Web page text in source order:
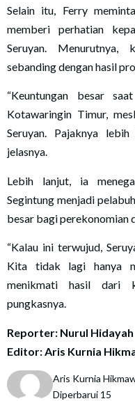
Selain itu, Ferry
memberi perhatian
Seruyan.
sebanding dengan hasil
“Keuntungan besar
Kotawaringin Timur,
Seruyan. Pajaknya
jelasnya.
Lebih lanjut, ia
Segintung menjadi
besar bagi perekonomian
“Kalau ini terwujud,
Kita tidak lagi hanya
menikmati hasil dari
pungkasnya.
Reporter: Nurul Hidayah
Editor: Aris Kurnia
Aris Kurnia
Diperbarui 15